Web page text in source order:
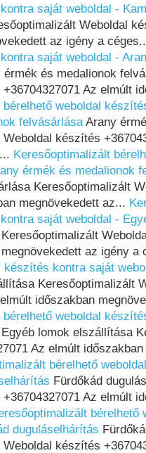
saját weboldal -
Weboldal
az igény a
saját weboldal -
és medalionok
Az elmúlt
weboldal
felvásárlásaArany
készítés
Keresőoptimalizált
érmék és medalionok
Keresőoptimalizált
megnövekedett az...
saját weboldal -
az igény a
készítés kontra saját
Keresőoptimalizált
időszakban
weboldal
lomok elszállítása
Az elmúlt
bérelhető
Fürdőkád
Az elmúlt
duguláselhárítás
készítés